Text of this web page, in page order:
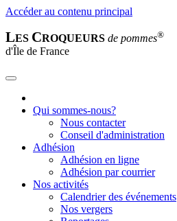
Accéder au contenu principal
LES CROQUEURS de pommes®
d'Île de France
Qui sommes-nous?
Nous contacter
Conseil d'administration
Adhésion
Adhésion en ligne
Adhésion par courrier
Nos activités
Calendrier des événements
Nos vergers